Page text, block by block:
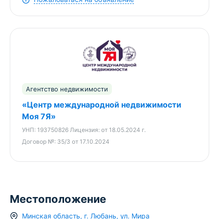
-В дом введены все необходимые коммуникации:
водоснабжение осуществляется через скважин,
канализация местная с переливным септиком,
газовый котел Bosch топовой версии 7000
отвечает за отопление и горячую воду,
предоставляя вам максимальную
-Дом утеплен 10-сантиметровым слоем каменной
ваты и обшит материалом Hokla, что
обеспечивает отличную теплоизоляцию и
экономию на отоплении.
уделено внимание даже малейшим деталям.
-Теплый пол сделан по всему дому — идеальное
решение для холодной зимы и зябкой осени.
Агентство недвижимости
«Центр международной недвижимости
Моя 7Я»
УНП: 193750826 Лицензия: от 18.05.2024 г.
Договор №: 35/3 от 17.10.2024
Местоположение
Минская область, г. Любань, ул. Мира